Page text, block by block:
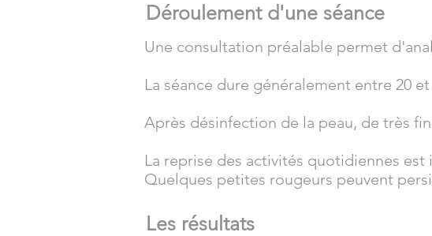
Déroulement d'une séance
Une consultation préalable permet
La séance dure généralement entre 20
Après désinfection de la peau, de très
La reprise des activités quotidiennes est
Quelques petites rougeurs peuvent
Les résultats